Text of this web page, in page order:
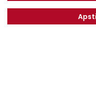
info@dotnuvabaltic.lv